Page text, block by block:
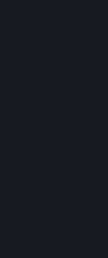
извън описаните
можете да
случая.
разполагат с
обстоятелства,
Ще Ви бъде
рамките на една
Steam портфейла
използвали, за
Steam няма
посредством
ще бъде
(Възможно е
държавата Ви, да